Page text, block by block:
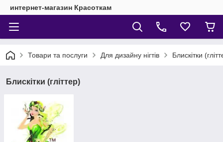
интернет-магазин Красоткам
Товари та послуги Для дизайну нігтів Блискітки
Блискітки (гліттер)